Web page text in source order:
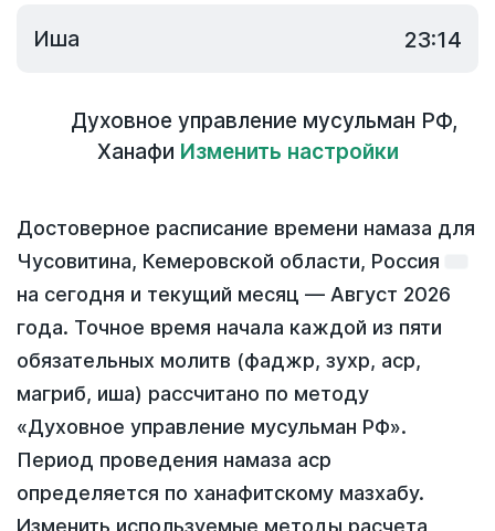
Иша 23:14
Духовное управление мусульман РФ,
Ханафи Изменить настройки
Достоверное расписание времени намаза для
Чусовитина, Кемеровской области, Россия
на сегодня и текущий месяц — Август 2026
года. Точное время начала каждой из пяти
обязательных молитв (фаджр, зухр, аср,
магриб, иша) рассчитано по методу
«Духовное управление мусульман РФ».
Период проведения намаза аср
определяется по ханафитскому мазхабу.
Изменить используемые методы расчета